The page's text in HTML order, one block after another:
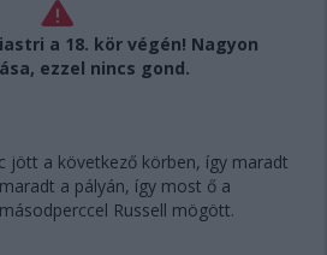
a 18. kör végén! Nagyon
ezzel nincs gond.
jött a következő körben, így maradt
a pályán, így most ő a
Russell mögött.